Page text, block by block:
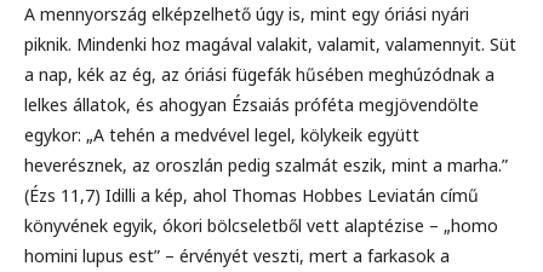
A mennyország elképzelhető úgy is, mint egy óriási nyári
piknik. Mindenki hoz magával valakit, valamit, valamennyit. Süt
a nap, kék az ég, az óriási fügefák hűsében meghúzódnak a
lelkes állatok, és ahogyan Ézsaiás próféta megjövendölte
egykor: „A tehén a medvével legel, kölykeik együtt
heverésznek, az oroszlán pedig szalmát eszik, mint a marha.”
(Ézs 11,7) Idilli a kép, ahol Thomas Hobbes Leviatán című
könyvének egyik, ókori bölcseletből vett alaptézise – „homo
homini lupus est” – érvényét veszti, mert a farkasok a